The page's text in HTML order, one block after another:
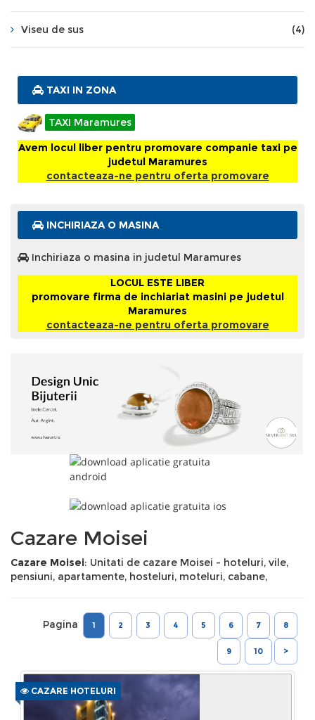
Viseu de sus (4)
TAXI IN ZONA
TAXI Maramures
Avem locul liber pentru promovare companie taxi pe
judetul Maramures
contacteaza-ne pentru oferta promovare
INCHIRIAZA O MASINA
Inchiriaza o masina in judetul Maramures
LOCUL ESTE LIBER
promovare firma de inchiariat masini pe judetul
Maramures
contacteaza-ne pentru oferta promovare
Cazare Moisei
Cazare Moisei: Unitati de cazare Moisei - hoteluri, vile,
pensiuni, apartamente, hosteluri, moteluri, cabane,
Pagina 1 2 3 4 5 6 7 8
9 10 >
CAZARE HOTELURI